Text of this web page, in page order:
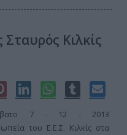
Κιλκίς
7 - 12 - 2013
του Ε.Ε.Σ. Κιλκίς στα